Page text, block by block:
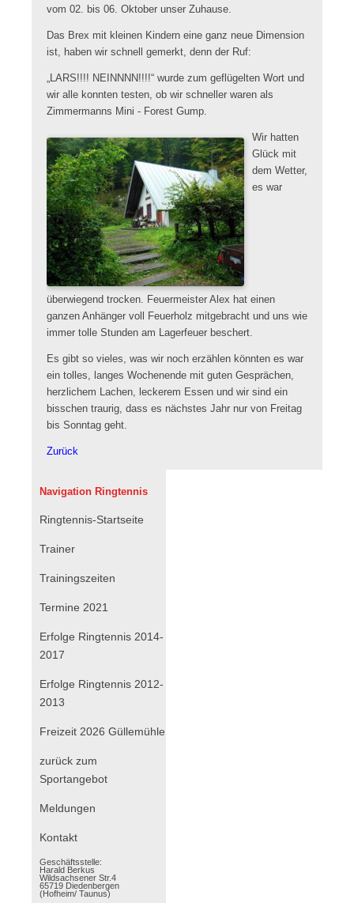
vom 02. bis 06. Oktober unser Zuhause.
Das Brex mit kleinen Kindern eine ganz neue Dimension
ist, haben wir schnell gemerkt, denn der Ruf:
„LARS!!!! NEINNNN!!!!“ wurde zum geflügelten Wort und
wir alle konnten testen, ob wir schneller waren als
Zimmermanns Mini - Forest Gump.
Wir hatten
Glück mit
dem Wetter,
es war
überwiegend trocken. Feuermeister Alex hat einen
ganzen Anhänger voll Feuerholz mitgebracht und uns wie
immer tolle Stunden am Lagerfeuer beschert.
Es gibt so vieles, was wir noch erzählen könnten es war
ein tolles, langes Wochenende mit guten Gesprächen,
herzlichem Lachen, leckerem Essen und wir sind ein
bisschen traurig, dass es nächstes Jahr nur von Freitag
bis Sonntag geht.
Zurück
Navigation Ringtennis
Navigation
Ringtennis-Startseite
Trainer
Trainingszeiten
Termine 2021
Erfolge Ringtennis 2014-
2017
Erfolge Ringtennis 2012-
2013
Freizeit 2026 Güllemühle
zurück zum
Sportangebot
Navigation
Meldungen
Kontakt
Geschäftsstelle:
Harald Berkus
Wildsachsener Str.4
65719 Diedenbergen
(Hofheim/ Taunus)